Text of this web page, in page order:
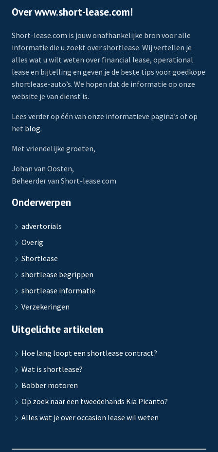
Over www.short-lease.com!
Short-lease.com is jouw onafhankelijke bron voor alle
informatie die u zoekt over shortlease. Wij vertellen je
alles wat u wilt weten over financial lease, operational
lease en bijtelling en geven je de beste tips voor goedkope
shortlease-auto’s. We hopen dat de informatie op onze
website je van dienst is.
Lees verder op één van onze informatieve pagina’s of op
het blog.
Met vriendelijke groeten,
Johan van Oosten,
Beheerder van Short-lease.com
Onderwerpen
advertorials
Overig
Shortlease
shortlease begrippen
shortlease informatie
Verzekeringen
Uitgelichte artikelen
Hoe lang loopt een shortlease contract?
Wat is shortlease?
Bobber motoren
Op zoek naar een tweedehands Kia Picanto?
Alles wat je over occasion lease wil weten